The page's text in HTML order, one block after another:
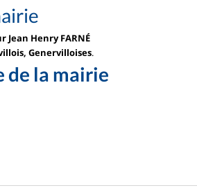
Jean Henry FARNÉ
Genervilloises.
de la mairie